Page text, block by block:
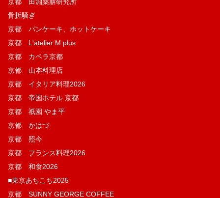
京都 田淵薬膳研究所
骨折騒ぎ
京都 パンケーキ、ホットケーキ
京都 L'atelier M plus
京都 カペラ京都
京都 山本料理店
京都 イタリア料理2026
京都 帝国ホテル 京都
京都 祇園 やま平
京都 かはづ
京都 照今
京都 フランス料理2026
京都 和食2026
■東京あちこち2025
京都 SUNNY GEORGE COFFEE